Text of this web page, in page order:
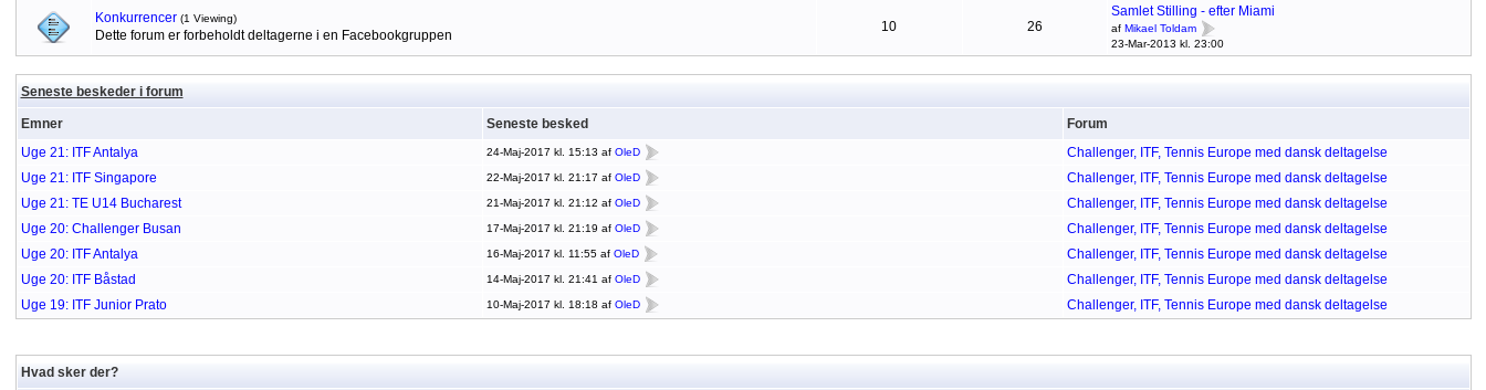
Konkurrencer (1 Viewing)
Dette forum er forbeholdt deltagerne i en Facebookgruppen
10 26
Samlet Stilling - efter Miami
af Mikael Toldam
23-Mar-2013 kl. 23:00
Seneste beskeder i forum
Emner Seneste besked
Forum
Uge 21: ITF Antalya
24-Maj-2017 kl. 15:13 af OleD
Challenger, ITF, Tennis Europe med dansk deltagelse
Uge 21: ITF Singapore
22-Maj-2017 kl. 21:17 af OleD
Challenger, ITF, Tennis Europe med dansk deltagelse
Uge 21: TE U14 Bucharest
21-Maj-2017 kl. 21:12 af OleD
Challenger, ITF, Tennis Europe med dansk deltagelse
Uge 20: Challenger Busan
17-Maj-2017 kl. 21:19 af OleD
Challenger, ITF, Tennis Europe med dansk deltagelse
Uge 20: ITF Antalya
16-Maj-2017 kl. 11:55 af OleD
Challenger, ITF, Tennis Europe med dansk deltagelse
Uge 20: ITF Båstad
14-Maj-2017 kl. 21:41 af OleD
Challenger, ITF, Tennis Europe med dansk deltagelse
Uge 19: ITF Junior Prato
10-Maj-2017 kl. 18:18 af OleD Challenger, ITF, Tennis Europe med dansk deltagelse
Hvad sker der?